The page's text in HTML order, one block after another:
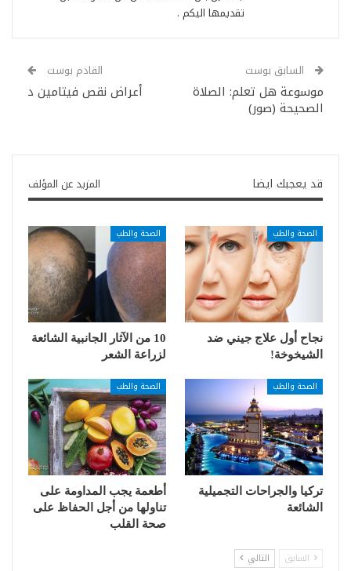
تقديمها اليكم .
السابق بوست
موسوعة هل تعلم: الصلاة
الصحيحة (صور)
القادم بوست
أعراض نقص فيتامين د
قد يعجبك ايضا المزيد عن المؤلف
الصحة والطب
نجاح أول علاج جيني ضد
الشيخوخة!
الصحة والطب
10 من الآثار الجانبية الشائعة
لزراعة الشعر
الصحة والطب
تركيا والجراحات التجميلية
الشائعة
الصحة والطب
أطعمة يجب المداومة على
تناولها من أجل الحفاظ على
صحة القلب
السابق التالي